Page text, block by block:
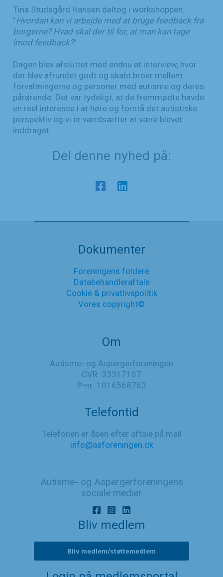
Tina Studsgård Hansen deltog i workshoppen.
”Hvordan kan vi arbejde med at bruge feedback fra
borgerne? Hvad skal der til for, at man kan tage
imod feedback?”
Dagen blev afsluttet med endnu et interview, hvor
der blev afrundet godt og skabt broer mellem
forvaltningerne og personer med autisme og deres
pårørende. Det var tydeligt, at de fremmødte havde
en reel interesse i at høre og forstå det autistiske
perspektiv og vi er værdsætter at være blevet
inddraget.
Del denne nyhed på:
Dokumenter
Foreningens foldere
Databehandleraftale
Cookie & privatlivspolitik
Vores copyright©
Om
Autisme- og Aspergerforeningen
CVR: 33317107
P-nr: 1016568763
Telefontid
Telefonen er åben efter aftale på mail
info@asforeningen.dk
Autisme- og Aspergerforeningens
sociale medier
Bliv medlem
Bliv medlem/støttemedlem